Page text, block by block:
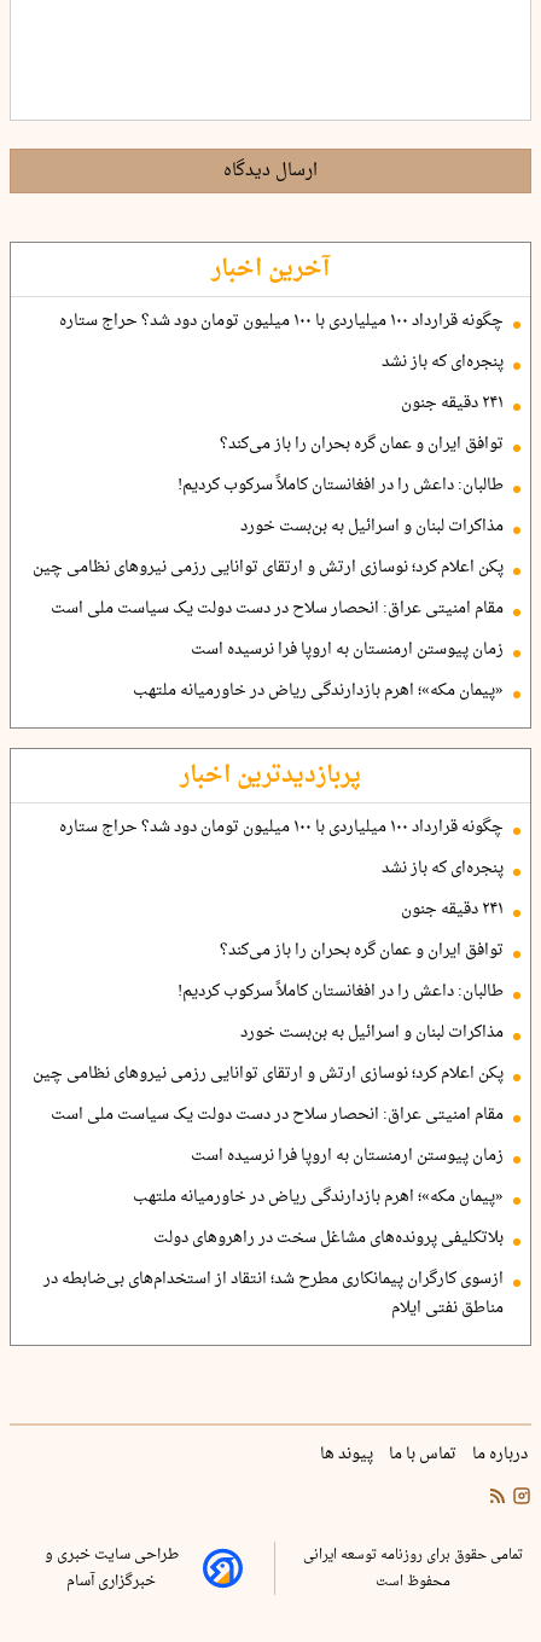
ارسال دیدگاه
آخرین اخبار
چگونه قرارداد ۱۰۰ میلیاردی با ۱۰۰ میلیون تومان دود شد؟ حراج ستاره
پنجره‌ای که باز نشد
۲۴۱ دقیقه جنون
توافق ایران و عمان گره بحران را باز می‌کند؟
طالبان: داعش را در افغانستان کاملاً سرکوب کردیم!
مذاکرات لبنان و اسرائیل به بن‌بست خورد
پکن اعلام کرد؛ نوسازی ارتش و ارتقای توانایی رزمی نیروهای نظامی چین
مقام امنیتی عراق: انحصار سلاح در دست دولت یک سیاست ملی است
زمان پیوستن ارمنستان به اروپا فرا نرسیده است
«پیمان مکه»؛ اهرم بازدارندگی ریاض در خاورمیانه ملتهب
پربازدیدترین اخبار
چگونه قرارداد ۱۰۰ میلیاردی با ۱۰۰ میلیون تومان دود شد؟ حراج ستاره
پنجره‌ای که باز نشد
۲۴۱ دقیقه جنون
توافق ایران و عمان گره بحران را باز می‌کند؟
طالبان: داعش را در افغانستان کاملاً سرکوب کردیم!
مذاکرات لبنان و اسرائیل به بن‌بست خورد
پکن اعلام کرد؛ نوسازی ارتش و ارتقای توانایی رزمی نیروهای نظامی چین
مقام امنیتی عراق: انحصار سلاح در دست دولت یک سیاست ملی است
زمان پیوستن ارمنستان به اروپا فرا نرسیده است
«پیمان مکه»؛ اهرم بازدارندگی ریاض در خاورمیانه ملتهب
بلاتکلیفی پرونده‌های مشاغل سخت در راهروهای دولت
ازسوی کارگران پیمانکاری مطرح شد؛ انتقاد از استخدام‌های بی‌ضابطه در
مناطق نفتی ایلام
درباره ما تماس با ما پیوند ها
تمامی حقوق برای روزنامه توسعه ایرانی
محفوظ است
طراحی سایت خبری و
خبرگزاری آسام